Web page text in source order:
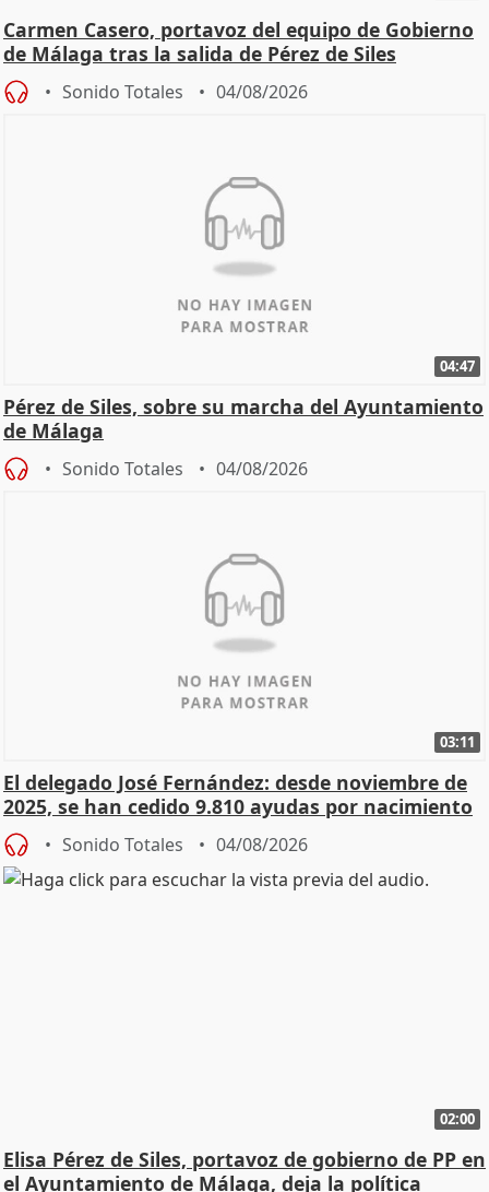
Carmen Casero, portavoz del equipo de Gobierno
de Málaga tras la salida de Pérez de Siles
Sonido Totales 04/08/2026
04:47
Pérez de Siles, sobre su marcha del Ayuntamiento
de Málaga
Sonido Totales 04/08/2026
03:11
El delegado José Fernández: desde noviembre de
2025, se han cedido 9.810 ayudas por nacimiento
Sonido Totales 04/08/2026
02:00
Elisa Pérez de Siles, portavoz de gobierno de PP en
el Ayuntamiento de Málaga, deja la política